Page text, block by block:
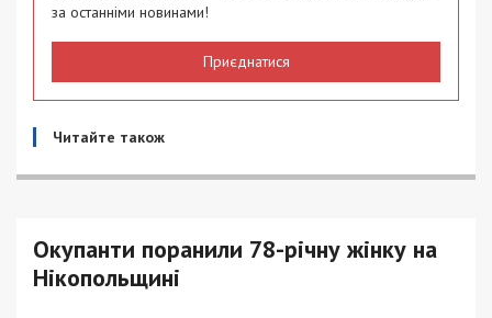
за останніми новинами!
Приєднатися
Читайте також
Окупанти поранили 78-річну жінку на
Нікопольщині